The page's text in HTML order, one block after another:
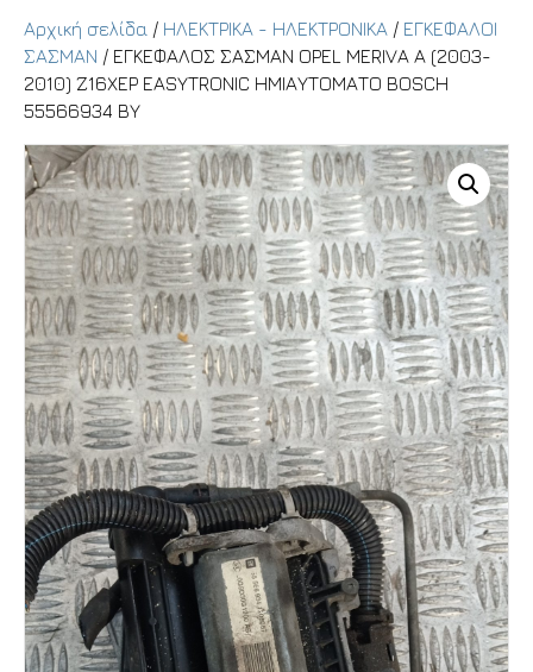
Αρχική σελίδα / ΗΛΕΚΤΡΙΚΑ - ΗΛΕΚΤΡΟΝΙΚΑ / ΕΓΚΕΦΑΛΟΙ
ΣΑΣΜΑΝ / ΕΓΚΕΦΑΛΟΣ ΣΑΣΜΑΝ OPEL MERIVA A (2003-
2010) Z16XEP EASYTRONIC ΗΜΙΑΥΤΟΜΑΤΟ BOSCH
55566934 BY